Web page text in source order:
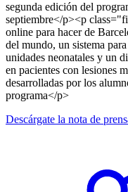
segunda edición del
septiembre</p><p
online para hacer de
del mundo, un sistema
unidades neonatales y un
en pacientes con lesiones
desarrolladas por los
programa</p>
Descárgate la nota de